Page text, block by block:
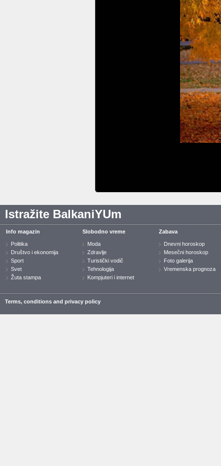
Istražite BalkaniYUm
Info magazin
Politika
Društvo i ekonomija
Sport
Svet
Žuta stampa
Slobodno vreme
Moda
Zdravlje
Turistički vodič
Tehnologija
Kompjuteri i internet
Zabava
Dnevni horoskop
Mesečni horoskop
Foto galerija
Vremenska prognoza
Terms, conditions and privacy policy